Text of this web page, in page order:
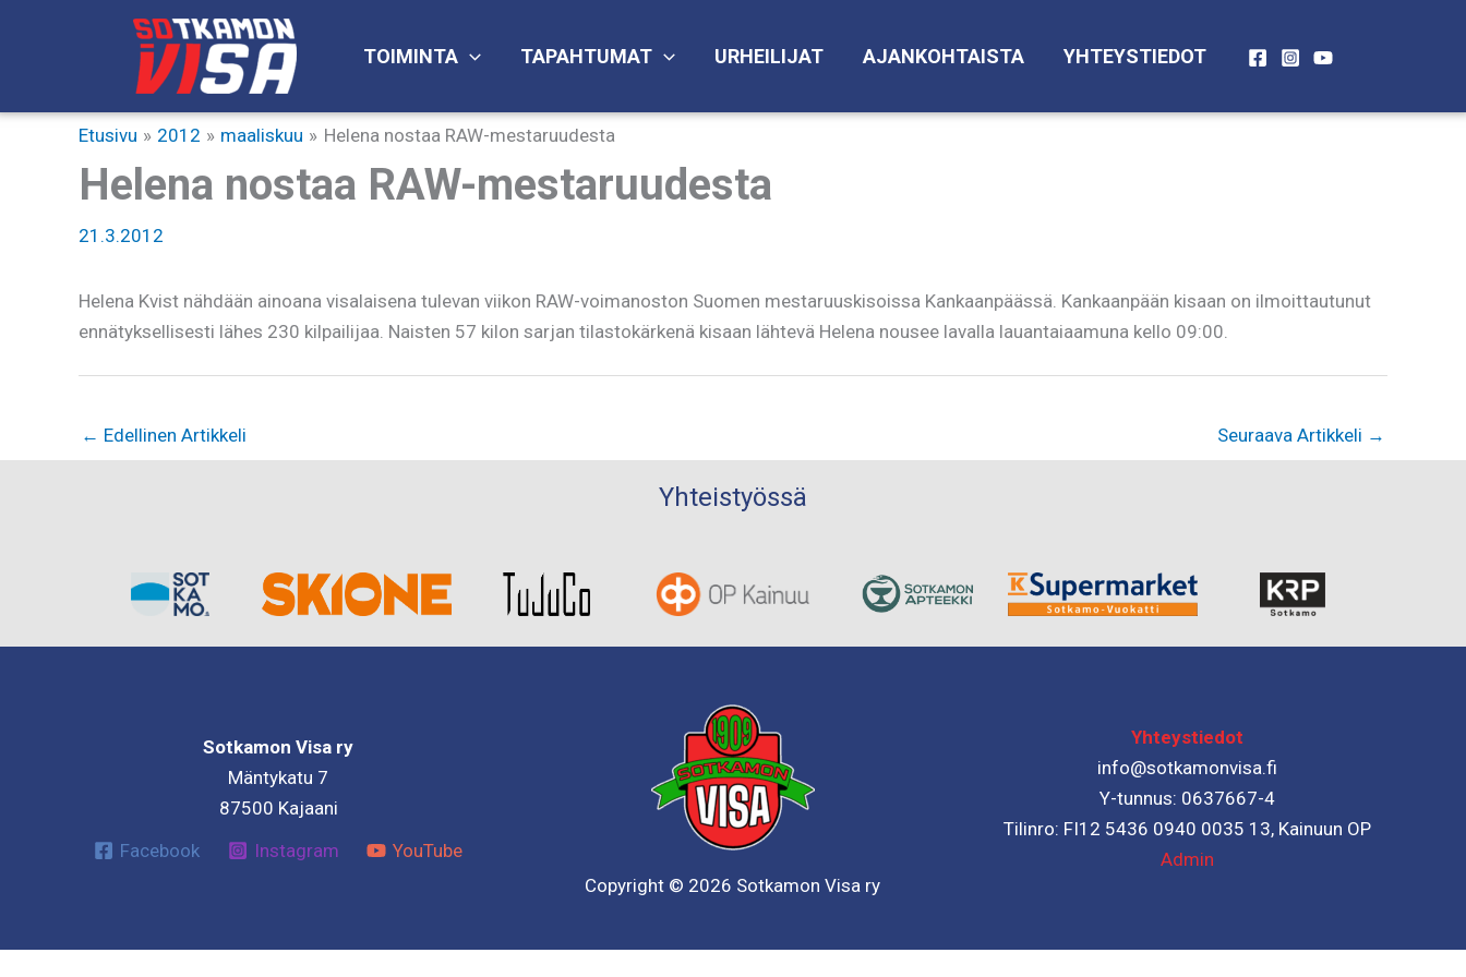
TOIMINTA TAPAHTUMAT URHEILIJAT AJANKOHTAISTA YHTEYSTIEDOT
Etusivu 2012 maaliskuu Helena nostaa RAW-mestaruudesta
Helena nostaa RAW-mestaruudesta
21.3.2012
Helena Kvist nähdään ainoana visalaisena tulevan viikon RAW-voimanoston Suomen mestaruuskisoissa Kankaanpäässä. Kankaanpään kisaan on ilmoittautunut
ennätyksellisesti lähes 230 kilpailijaa. Naisten 57 kilon sarjan tilastokärkenä kisaan lähtevä Helena nousee lavalla lauantaiaamuna kello 09:00.
← Edellinen Artikkeli Seuraava Artikkeli →
Yhteistyössä
Sotkamon Visa ry
Mäntykatu 7
87500 Kajaani
Facebook
Instagram
YouTube
Copyright © 2026 Sotkamon Visa ry
Yhteystiedot
info@sotkamonvisa.fi
Y-tunnus: 0637667-4
Tilinro: FI12 5436 0940 0035 13, Kainuun OP
Admin